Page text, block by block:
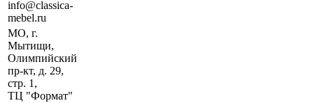
info@classica-
mebel.ru
МО, г.
Мытищи,
Олимпийский
пр-кт, д. 29,
стр. 1,
ТЦ "Формат"